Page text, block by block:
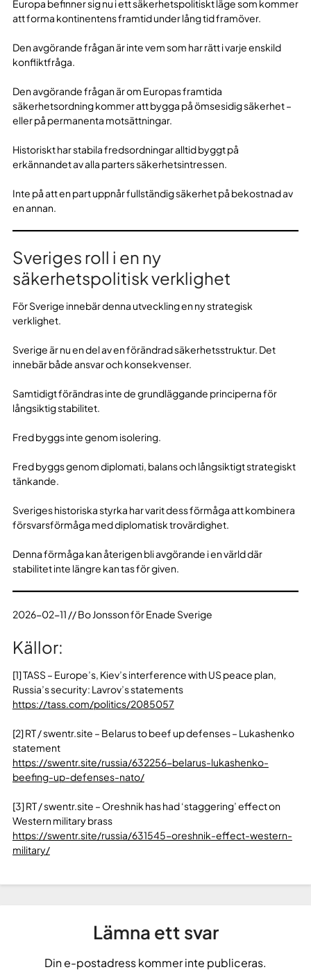
Europa befinner sig nu i ett säkerhetspolitiskt läge som kommer
att forma kontinentens framtid under lång tid framöver.
Den avgörande frågan är inte vem som har rätt i varje enskild
konfliktfråga.
Den avgörande frågan är om Europas framtida
säkerhetsordning kommer att bygga på ömsesidig säkerhet –
eller på permanenta motsättningar.
Historiskt har stabila fredsordningar alltid byggt på
erkännandet av alla parters säkerhetsintressen.
Inte på att en part uppnår fullständig säkerhet på bekostnad av
en annan.
Sveriges roll i en ny
säkerhetspolitisk verklighet
För Sverige innebär denna utveckling en ny strategisk
verklighet.
Sverige är nu en del av en förändrad säkerhetsstruktur. Det
innebär både ansvar och konsekvenser.
Samtidigt förändras inte de grundläggande principerna för
långsiktig stabilitet.
Fred byggs inte genom isolering.
Fred byggs genom diplomati, balans och långsiktigt strategiskt
tänkande.
Sveriges historiska styrka har varit dess förmåga att kombinera
försvarsförmåga med diplomatisk trovärdighet.
Denna förmåga kan återigen bli avgörande i en värld där
stabilitet inte längre kan tas för given.
2026-02-11 // Bo Jonsson för Enade Sverige
Källor:
[1] TASS – Europe’s, Kiev’s interference with US peace plan,
Russia’s security: Lavrov’s statements
https://tass.com/politics/2085057
[2] RT / swentr.site – Belarus to beef up defenses – Lukashenko
statement
https://swentr.site/russia/632256-belarus-lukashenko-
beefing-up-defenses-nato/
[3] RT / swentr.site – Oreshnik has had ‘staggering’ effect on
Western military brass
https://swentr.site/russia/631545-oreshnik-effect-western-
military/
Lämna ett svar
Din e-postadress kommer inte publiceras.